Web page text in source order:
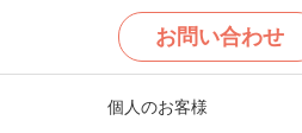
お問い合わせ
個人のお客様